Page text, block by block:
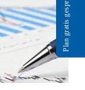
Plan gratis gesprek